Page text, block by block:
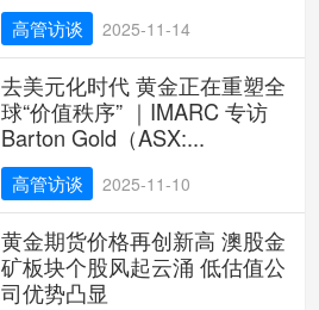
高管访谈 2025-11-14
去美元化时代 黄金正在重塑全
球“价值秩序” ｜IMARC 专访
Barton Gold（ASX:...
高管访谈 2025-11-10
黄金期货价格再创新高 澳股金
矿板块个股风起云涌 低估值公
司优势凸显